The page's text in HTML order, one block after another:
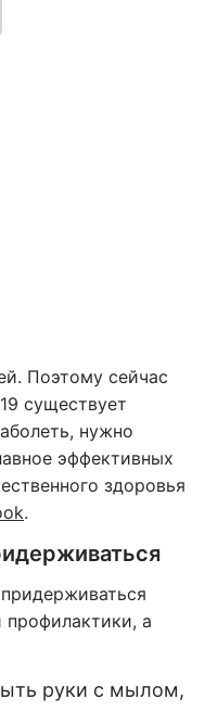
Поэтому сейчас
существует
нужно
эффективных
здоровья
.
а
руки с мылом,